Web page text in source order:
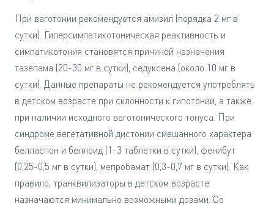
При ваготонии рекомендуется амизил (порядка 2 мг в
сутки). Гиперсимпатикотоническая реактивность и
симпатикотония становятся причиной назначения
тазепама (20-30 мг в сутки), седуксена (около 10 мг в
сутки). Данные препараты не рекомендуется употреблять
в детском возрасте при склонности к гипотонии, а также
при наличии исходного ваготонического тонуса. При
синдроме вегетативной дистонии смешанного характера
белласпон и беллоид (1-3 таблетки в сутки), фенибут
(0,25-0,5 мг в сутки), мепробамат (0,3-0,7 мг в сутки). Как
правило, транквилизаторы в детском возрасте
назначаются минимально возможными дозами. Со